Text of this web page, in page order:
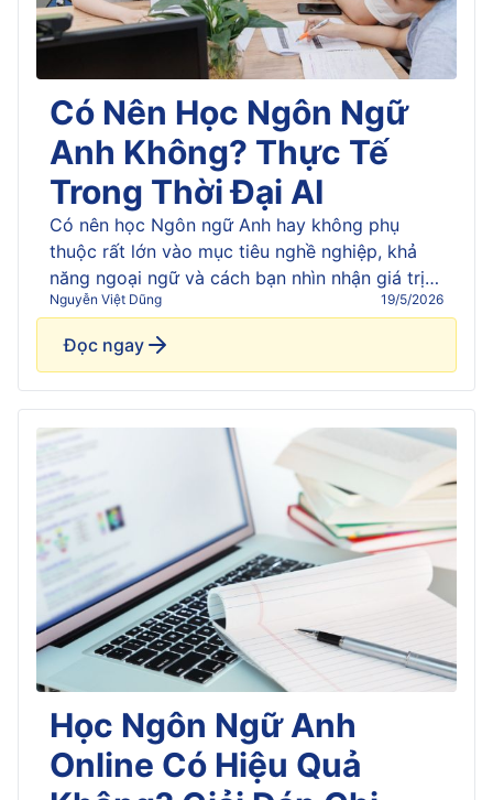
Có Nên Học Ngôn Ngữ
Anh Không? Thực Tế
Trong Thời Đại AI
Có nên học Ngôn ngữ Anh hay không phụ
thuộc rất lớn vào mục tiêu nghề nghiệp, khả
năng ngoại ngữ và cách bạn nhìn nhận giá trị
của ngành trong bối cảnh AI phát triển mạnh
hiện nay. Đây vẫn là ngành có nhu cầu nhân
lực lớn ở nhiều lĩnh vực, nhưng đồng […]
Nguyễn Việt Dũng 19/5/2026
Đọc ngay
Học Ngôn Ngữ Anh
Online Có Hiệu Quả